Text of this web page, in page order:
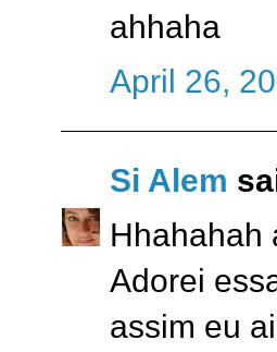
ahhaha
April 26,
Si Alem
Hhahahah
Adorei
assim eu